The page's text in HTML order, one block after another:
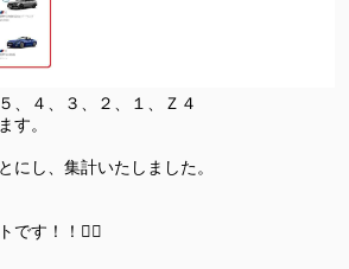
、４、３、２、１、Ｚ４
す。
にし、集計いたしました。
です！！💁‍♀️